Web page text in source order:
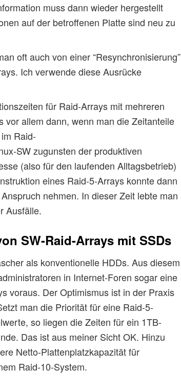
muss dann wieder hergestellt
auf der betroffenen Platte sind neu zu
oft auch von einer “Resynchronisierung”
Ich verwende diese Ausrücke
für Raid-Arrays mit mehreren
vor allem dann, wenn man die Zeitanteile
Raid-
SW zugunsten der produktiven
(also für den laufenden Alltagsbetrieb)
eines Raid-5-Arrays konnte dann
nehmen. In dieser Zeit lebte man
Ausfälle.
SW-Raid-Arrays mit SSDs
als konventionelle HDDs. Aus diesem
in Internet-Foren sogar eine
voraus. Der Optimismus ist in der Praxis
man die Priorität für eine Raid-5-
so liegen die Zeiten für ein 1TB-
Das ist aus meiner Sicht OK. Hinzu
Netto-Plattenplatzkapazität für
Raid-10-System.